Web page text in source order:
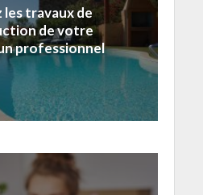
les travaux de
de votre
professionnel